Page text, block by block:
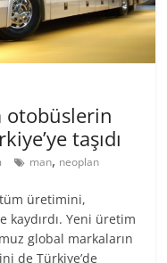
otobüslerin
taşıdı
man, neoplan
tüm üretimini,
kaydırdı. Yeni üretim
global markaların
de Türkiye’de